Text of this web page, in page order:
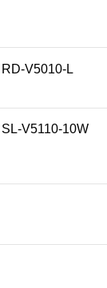
RD-V5010-L
V5110-10W